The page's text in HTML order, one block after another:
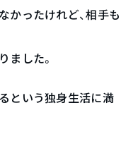
かったけれど、相手も
ました。
という独身生活に満